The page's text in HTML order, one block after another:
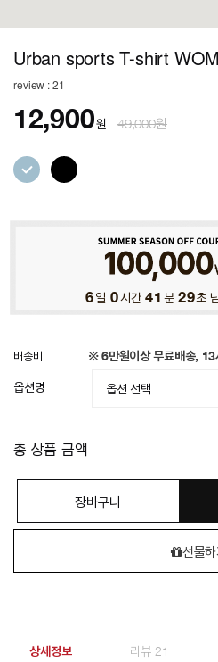
Urban sports T-shirt
review : 21
12,900원 49,000원
6일 0시간 41 분 26초
배송비 ※ 6만원이상 무료배송, 13
옵션명
총 상품 금액
장바구니
선물
상세정보 리뷰 21